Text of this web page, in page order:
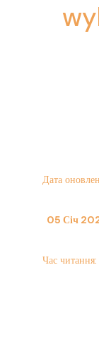
Дата
05 Січ
Час читання: